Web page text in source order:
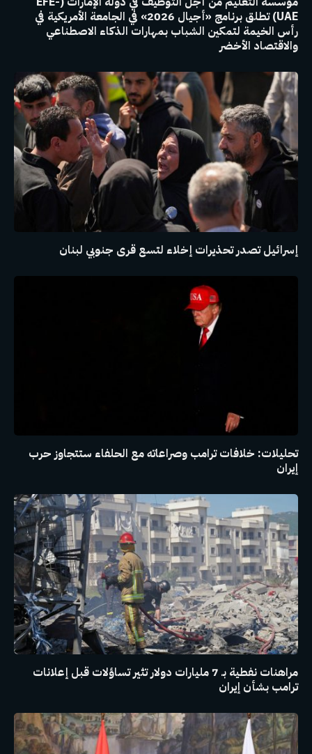
UAE) تطلق برنامج «أجيال 2026» في الجامعة الأمريكية في
رأس الخيمة لتمكين الشباب بمهارات الذكاء الاصطناعي
والاقتصاد الأخضر
إسرائيل تصدر تحذيرات إخلاء لتسع قرى جنوبي لبنان
تحليلات: خلافات ترامب وصراعاته مع الحلفاء ستتجاوز حرب
إيران
مراهنات نفطية بـ 7 مليارات دولار تثير تساؤلات قبل إعلانات
ترامب بشأن إيران